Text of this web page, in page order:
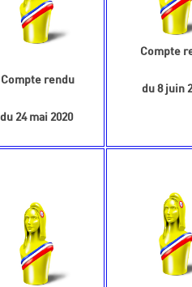
rendu
du 24 mai 2020
Compte
du 8 juin